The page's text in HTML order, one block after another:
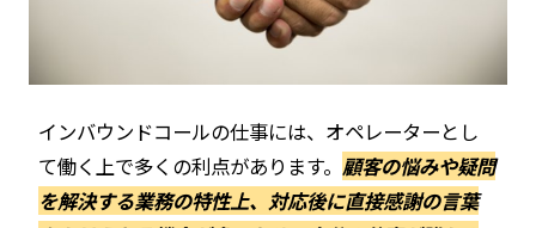
インバウンドコールの仕事には、オペレーターとし
て働く上で多くの利点があります。顧客の悩みや疑問
を解決する業務の特性上、対応後に直接感謝の言葉